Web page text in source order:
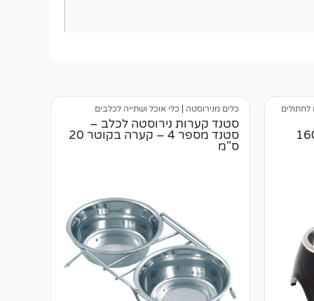
לחתולים
(כפות רגליים) 160
כלים מנירוסטה | כלי אוכל ושתייה לכלבים
סטנד קערות נירוסטה לכלב –
סטנד מספר 4 – קערה בקוטר 20
ס"מ